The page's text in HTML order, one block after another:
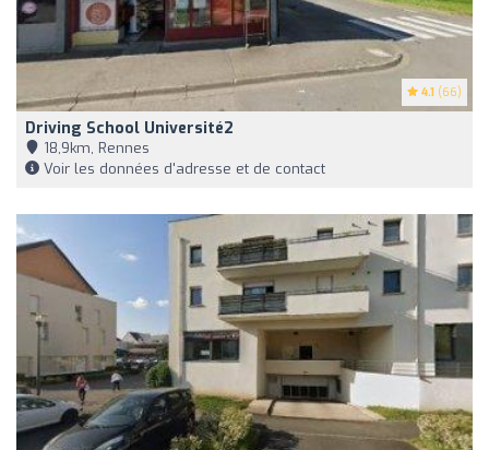
4.1 (66)
Driving School Université2
18,9km, Rennes
Voir les données d'adresse et de contact